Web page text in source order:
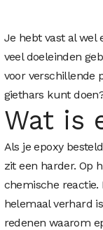
Je hebt vast al wel
veel doeleinden
voor verschillende
giethars kunt
Wat is
Als je epoxy
zit een harder. Op
chemische reactie.
helemaal verhard
redenen waarom